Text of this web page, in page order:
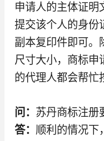
申请人的主体证明
提交该个人的身份
副本复印件即可。
尺寸大小，商标申
的代理人都会帮忙
问： 苏丹商标注册
答： 顺利的情况下